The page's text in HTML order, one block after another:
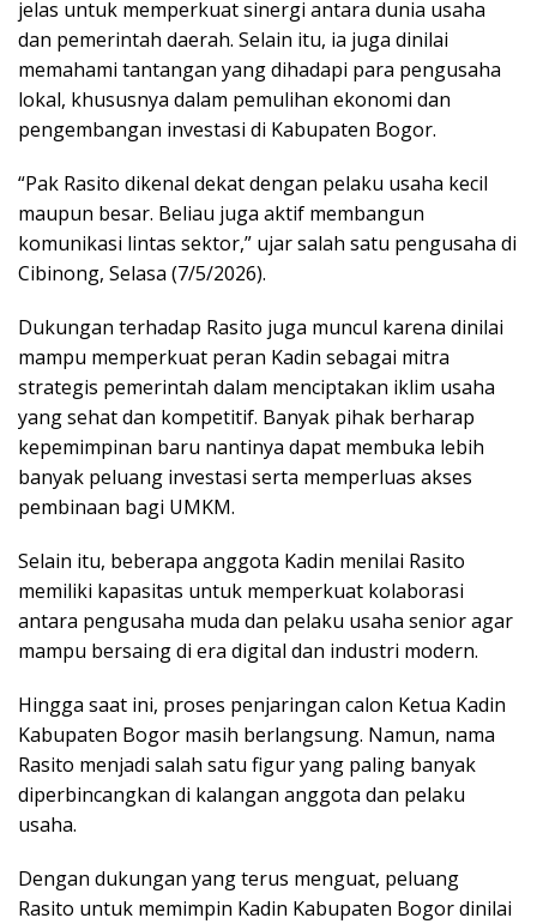
jelas untuk memperkuat sinergi antara dunia usaha
dan pemerintah daerah. Selain itu, ia juga dinilai
memahami tantangan yang dihadapi para pengusaha
lokal, khususnya dalam pemulihan ekonomi dan
pengembangan investasi di Kabupaten Bogor.
“Pak Rasito dikenal dekat dengan pelaku usaha kecil
maupun besar. Beliau juga aktif membangun
komunikasi lintas sektor,” ujar salah satu pengusaha di
Cibinong, Selasa (7/5/2026).
Dukungan terhadap Rasito juga muncul karena dinilai
mampu memperkuat peran Kadin sebagai mitra
strategis pemerintah dalam menciptakan iklim usaha
yang sehat dan kompetitif. Banyak pihak berharap
kepemimpinan baru nantinya dapat membuka lebih
banyak peluang investasi serta memperluas akses
pembinaan bagi UMKM.
Selain itu, beberapa anggota Kadin menilai Rasito
memiliki kapasitas untuk memperkuat kolaborasi
antara pengusaha muda dan pelaku usaha senior agar
mampu bersaing di era digital dan industri modern.
Hingga saat ini, proses penjaringan calon Ketua Kadin
Kabupaten Bogor masih berlangsung. Namun, nama
Rasito menjadi salah satu figur yang paling banyak
diperbincangkan di kalangan anggota dan pelaku
usaha.
Dengan dukungan yang terus menguat, peluang
Rasito untuk memimpin Kadin Kabupaten Bogor dinilai